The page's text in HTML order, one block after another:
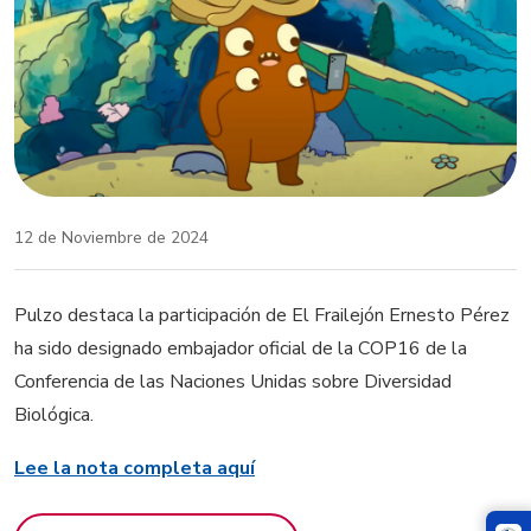
12 de Noviembre de 2024
Pulzo destaca la participación de El Frailejón Ernesto Pérez
ha sido designado embajador oficial de la COP16 de la
Conferencia de las Naciones Unidas sobre Diversidad
Biológica.
Lee la nota completa aquí